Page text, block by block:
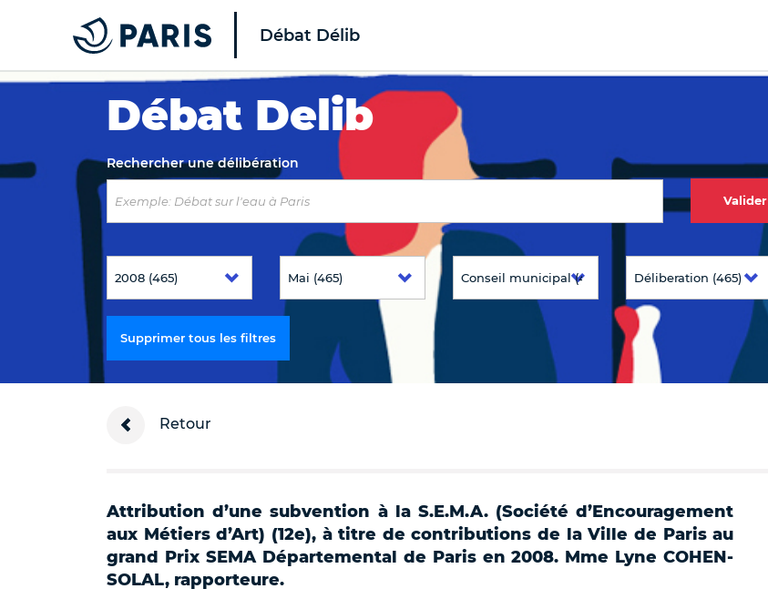
Top of the page
Débat Délib
Débat Delib
Rechercher une délibération
Valider
Supprimer tous les filtres
Retour
Attribution d’une subvention à la S.E.M.A. (Société d’Encouragement
aux Métiers d’Art) (12e), à titre de contributions de la Ville de Paris au
grand Prix SEMA Départemental de Paris en 2008. Mme Lyne COHEN-
SOLAL, rapporteure.